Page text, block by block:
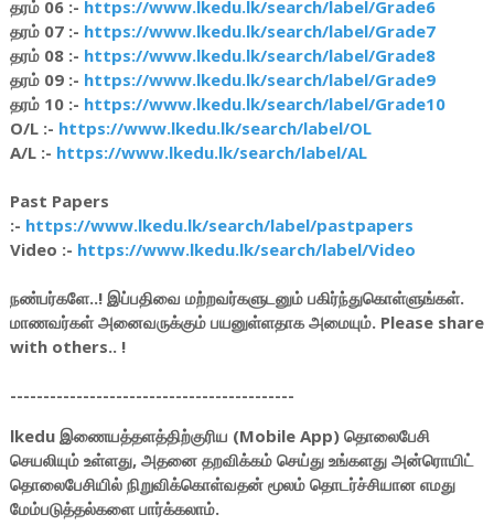
தரம் 06 :- https://www.lkedu.lk/search/label/Grade6
தரம் 07 :- https://www.lkedu.lk/search/label/Grade7
தரம் 08 :- https://www.lkedu.lk/search/label/Grade8
தரம் 09 :- https://www.lkedu.lk/search/label/Grade9
தரம் 10 :- https://www.lkedu.lk/search/label/Grade10
O/L :- https://www.lkedu.lk/search/label/OL
A/L :- https://www.lkedu.lk/search/label/AL
Past Papers
:- https://www.lkedu.lk/search/label/pastpapers
Video :- https://www.lkedu.lk/search/label/Video
நண்பர்களே..! இப்பதிவை மற்றவர்களுடனும் பகிர்ந்துகொள்ளுங்கள்.
மாணவர்கள் அனைவருக்கும் பயனுள்ளதாக அமையும். Please share
with others.. !
-------------------------------------------
lkedu இணையத்தளத்திற்குரிய (Mobile App) தொலைபேசி
செயலியும் உள்ளது, அதனை தறவிக்கம் செய்து உங்களது அன்ரொயிட்
தொலைபேசியில் நிறுவிக்கொள்வதன் மூலம் தொடர்ச்சியான எமது
மேம்படுத்தல்களை பார்க்கலாம்.